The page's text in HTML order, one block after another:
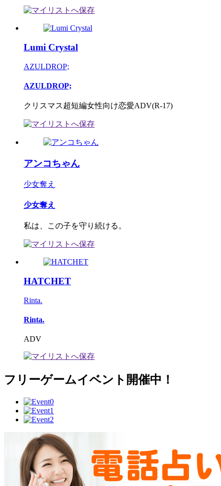
Lumi Crystal
AZULDROP;
AZULDROP;
クリスマス超短編女性向け恋愛ADV(R-17)
アンコちゃん
少女奪え
少女奪え
私は、この子を守り続ける。
HATCHET
Rinta.
Rinta.
ADV
フリーゲームイベント開催中！